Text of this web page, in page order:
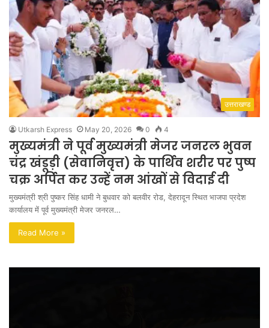
उत्तराखण्ड
Utkarsh Express May 20, 2026 0 4
मुख्यमंत्री ने पूर्व मुख्यमंत्री मेजर जनरल भुवन
चंद्र खंडूड़ी (सेवानिवृत्त) के पार्थिव शरीर पर पुष्प
चक्र अर्पित कर उन्हें नम आंखों से विदाई दी
मुख्यमंत्री श्री पुष्कर सिंह धामी ने बुधवार को बलवीर रोड, देहरादून स्थित भाजपा प्रदेश
कार्यालय में पूर्व मुख्यमंत्री मेजर जनरल…
Read More »